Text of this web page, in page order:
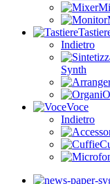
Indietro
Synth
Voce
Indietro